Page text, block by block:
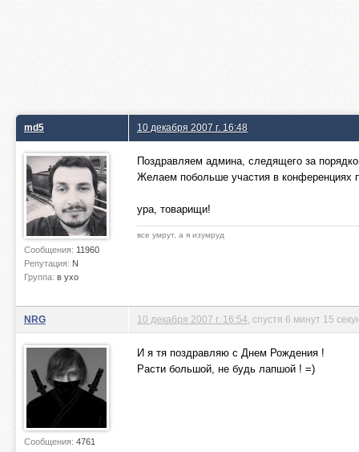
md5
Сообщения: 11960
Репутация: N
Группа: в ухо
10 декабря 2007 г. 16:48
Поздравляем админа, следящего за
Желаем побольше участия в конференциях
ура, товарищи!
все умрут, а я изумруд
NRG
Сообщения: 4761
10 декабря 2007 г. 16:54 , спустя 6 минут 15
И я тя поздравляю с Днем Рождения !
Расти большой, не будь лапшой ! =)